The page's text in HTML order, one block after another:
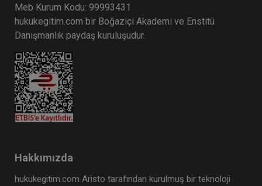
Meb Kurum Kodu: 99993431
hukukegitim.com bir Boğaziçi Akademi ve Enstitü
Danışmanlık paydaş kuruluşudur.
Hakkımızda
hukukegitim.com Aristo tarafından kurulmuş bir teknoloji